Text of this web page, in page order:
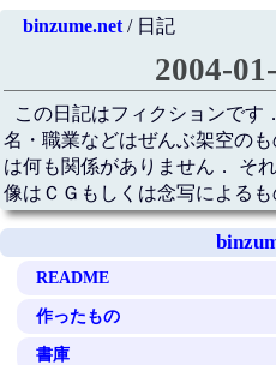
binzume.net/ 日記
2004-
この日記はフィクションです
名・職業などはぜんぶ架空の
は何も関係がありません． そ
像はＣＧもしくは念写によるも
README
作ったもの
書庫